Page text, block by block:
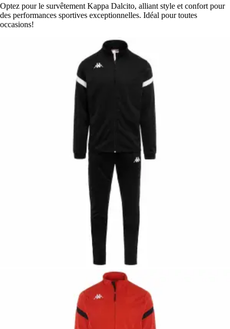
Optez pour le survêtement Kappa Dalcito, alliant style et confort pour
des performances sportives exceptionnelles. Idéal pour toutes
occasions!